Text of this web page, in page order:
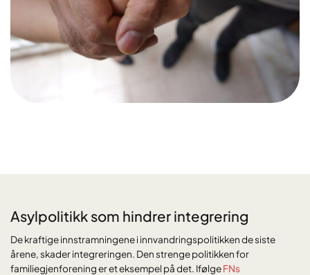
Asylpolitikk som hindrer integrering
De kraftige innstramningene i innvandringspolitikken de siste
årene, skader integreringen. Den strenge politikken for
familiegjenforening er et eksempel på det. IfølgeFNs